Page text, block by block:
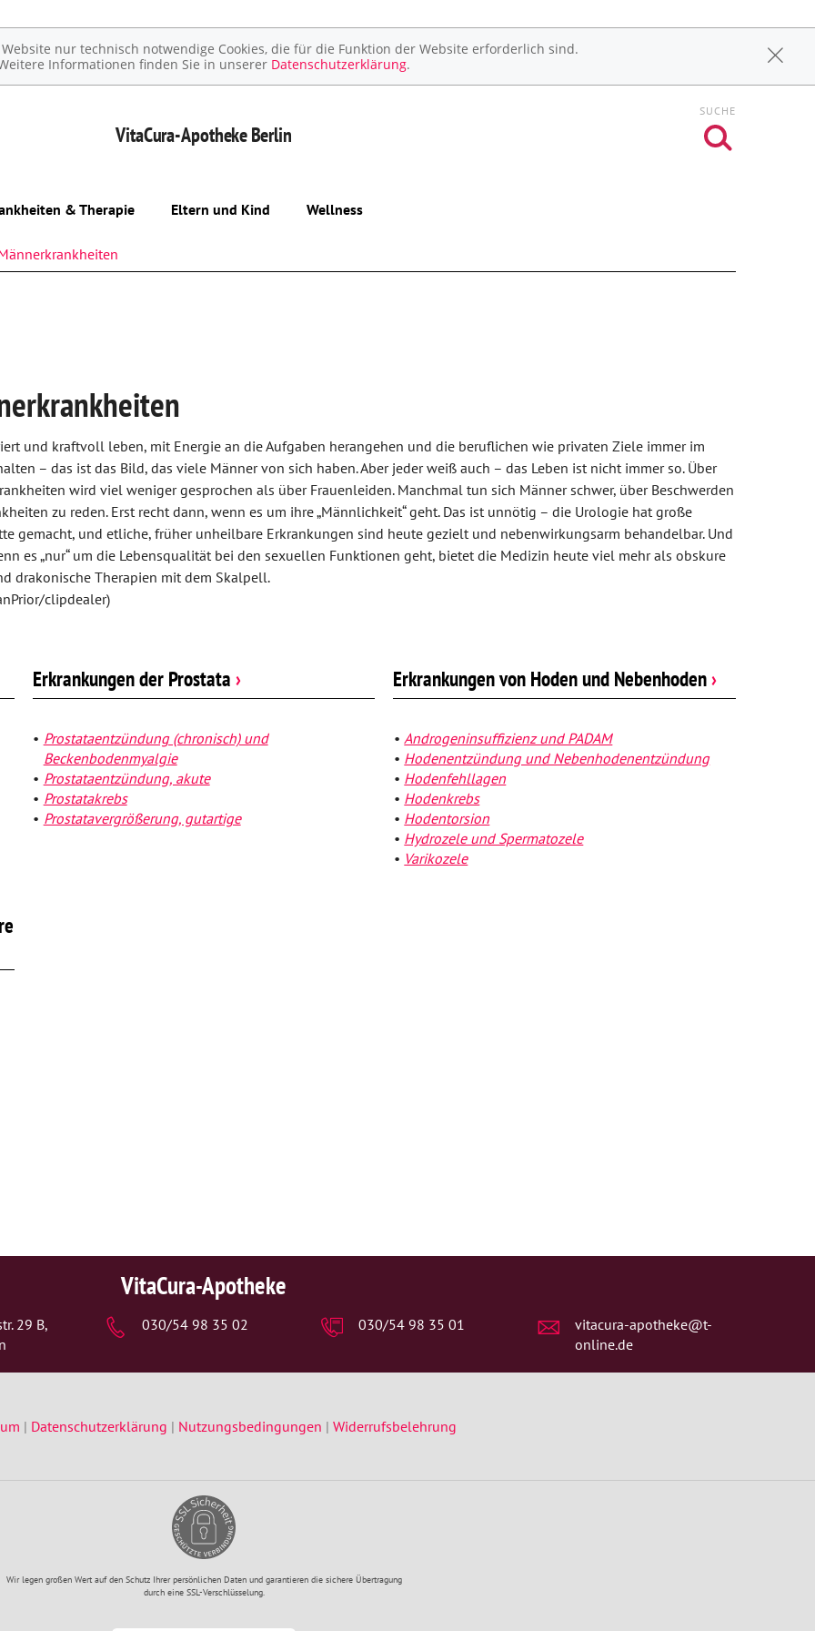
nur technisch notwendige Cookies, die für die Funktion der Website erforderlich sind.
Informationen finden Sie in unserer Datenschutzerklärung.
VitaCura-ApothekeBerlin
SUCHE
& Therapie Eltern und Kind Wellness
und kraftvoll leben, mit Energie an die Aufgaben herangehen und die beruflichen wie privaten Ziele immer im
– das ist das Bild, das viele Männer von sich haben. Aber jeder weiß auch – das Leben ist nicht immer so. Über
wird viel weniger gesprochen als über Frauenleiden. Manchmal tun sich Männer schwer, über Beschwerden
zu reden. Erst recht dann, wenn es um ihre „Männlichkeit“ geht. Das ist unnötig – die Urologie hat große
gemacht, und etliche, früher unheilbare Erkrankungen sind heute gezielt und nebenwirkungsarm behandelbar. Und
es „nur“ um die Lebensqualität bei den sexuellen Funktionen geht, bietet die Medizin heute viel mehr als obskure
drakonische Therapien mit dem Skalpell.
clipdealer)
Erkrankungen der Prostata ›
Prostataentzündung (chronisch) und
Beckenbodenmyalgie
Prostataentzündung, akute
Prostatakrebs
Prostatavergrößerung, gutartige
Erkrankungen von Hoden und Nebenhoden›
Androgeninsuffizienz und PADAM
Hodenentzündung und Nebenhodenentzündung
Hodenfehllagen
Hodenkrebs
Hodentorsion
Hydrozele und Spermatozele
Varikozele
VitaCura-Apotheke
29 B,
030/54 98 35 02 030/54 98 35 01
vitacura-apotheke@t-
online.de
| Datenschutzerklärung | Nutzungsbedingungen | Widerrufsbelehrung
Wir legen großen Wert auf den Schutz Ihrer persönlichen Daten und garantieren die sichere Übertragung
durch eine SSL-Verschlüsselung.